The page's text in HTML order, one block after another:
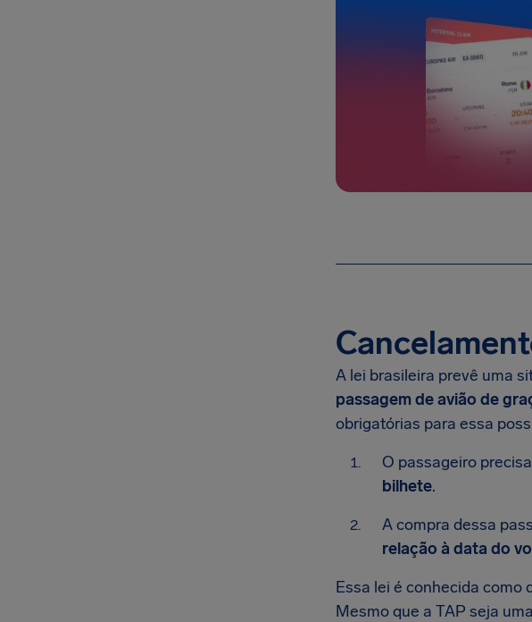
A lei brasileira prevê uma
passagem de avião de
obrigatórias para essa
O passageiro precisa
bilhete.
A compra dessa
relação à data do
Essa lei é conhecida como
Mesmo que a TAP seja